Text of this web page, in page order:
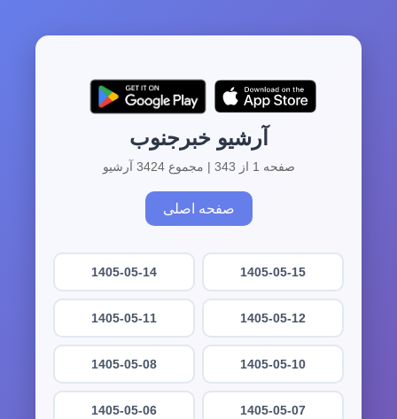
آرشیو خبرجنوب
صفحه 1 از 343 | مجموع 3424 آرشیو
صفحه اصلی
1405-05-15
1405-05-14
1405-05-12
1405-05-11
1405-05-10
1405-05-08
1405-05-07
1405-05-06